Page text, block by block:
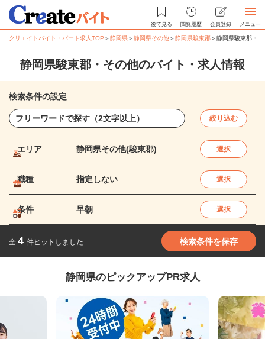
後で見る 閲覧履歴 会員登録 メニュー
クリエイトバイト・パート求人TOP ＞静岡県＞静岡県その他＞静岡県駿東郡＞静岡県駿東郡・
静岡県駿東郡・その他のバイト・求人情報
検索条件の設定
絞り込む
エリア 静岡県その他(駿東郡) 選択
職種 指定しない 選択
条件 早朝 選択
全 4 件ヒットしました 検索条件を保存
静岡県のピックアップPR求人